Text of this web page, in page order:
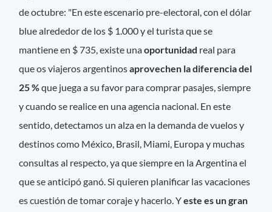
de octubre: "En este escenario pre-electoral, con el dólar
blue alrededor de los $ 1.000 y el turista que se
mantiene en $ 735, existe unaoportunidad real para
que os viajeros argentinosaprovechen la diferencia del
25 %que juega a su favor para comprar pasajes, siempre
y cuando se realice en una agencia nacional. En este
sentido, detectamos un alza en la demanda de vuelos y
destinos como México, Brasil, Miami, Europa y muchas
consultas al respecto, ya que siempre en la Argentina el
que se anticipó ganó. Si quieren planificar las vacaciones
es cuestión de tomar coraje y hacerlo. Yeste es un gran